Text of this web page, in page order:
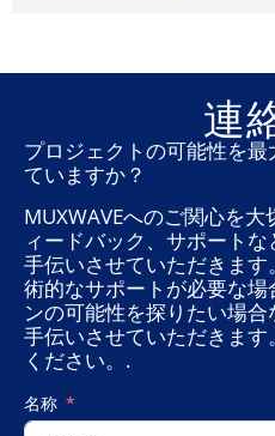
連
プロジェクトの可能性を
ていますか？
MUXWAVEへのご関心を
ィードバック、サポート
手伝いさせていただきま
術的なサポートが必要な
ンの可能性を探りたい場
手伝いさせていただきま
ください。.
名称